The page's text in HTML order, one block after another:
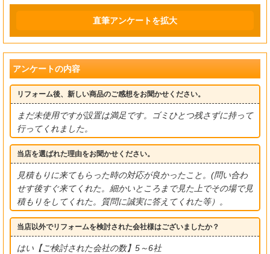
直筆アンケートを拡大
アンケートの内容
リフォーム後、新しい商品のご感想をお聞かせください。
まだ未使用ですが設置は満足です。ゴミひとつ残さずに持って
行ってくれました。
当店を選ばれた理由をお聞かせください。
見積もりに来てもらった時の対応が良かったこと。(問い合わ
せす後すぐ来てくれた。細かいところまで見た上でその場で見
積もりをしてくれた。質問に誠実に答えてくれた等）。
当店以外でリフォームを検討された会社様はございましたか？
はい【ご検討された会社の数】5～6社